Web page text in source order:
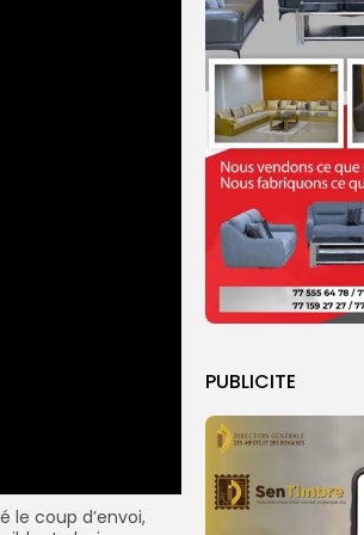
PUBLICITE
le coup d’envoi,